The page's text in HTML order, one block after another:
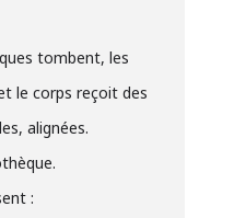
tombent, les
le corps reçoit des
alignées.
: